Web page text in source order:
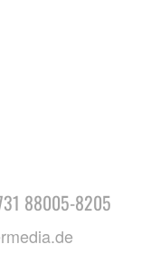
88005-8205